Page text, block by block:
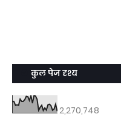
कुल पेज दृश्य
2,270,748